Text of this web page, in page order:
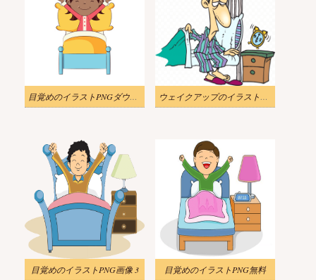
目覚めのイラストPNGダウンロード ウェイクアップのイラストPNG画像
目覚めのイラストPNG画像 3 目覚めのイラストPNG無料